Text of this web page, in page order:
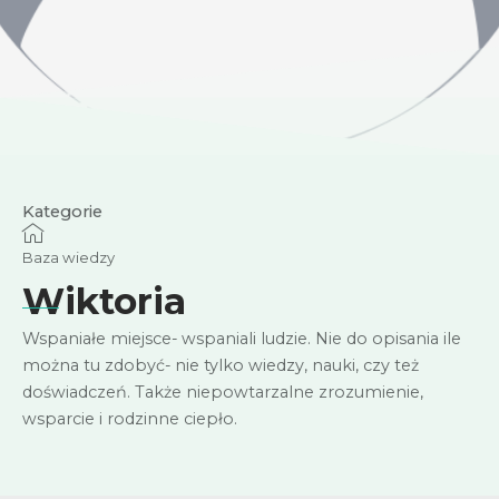
Kategorie
Baza wiedzy
Wiktoria
Wspaniałe miejsce- wspaniali ludzie. Nie do opisania ile
można tu zdobyć- nie tylko wiedzy, nauki, czy też
doświadczeń. Także niepowtarzalne zrozumienie,
wsparcie i rodzinne ciepło.